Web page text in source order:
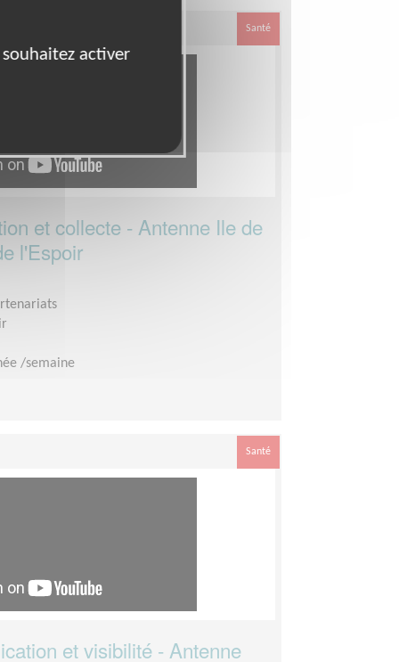
Santé
et collecte - Antenne Ile de
l'Espoir
/semaine
Santé
et visibilité - Antenne
activer